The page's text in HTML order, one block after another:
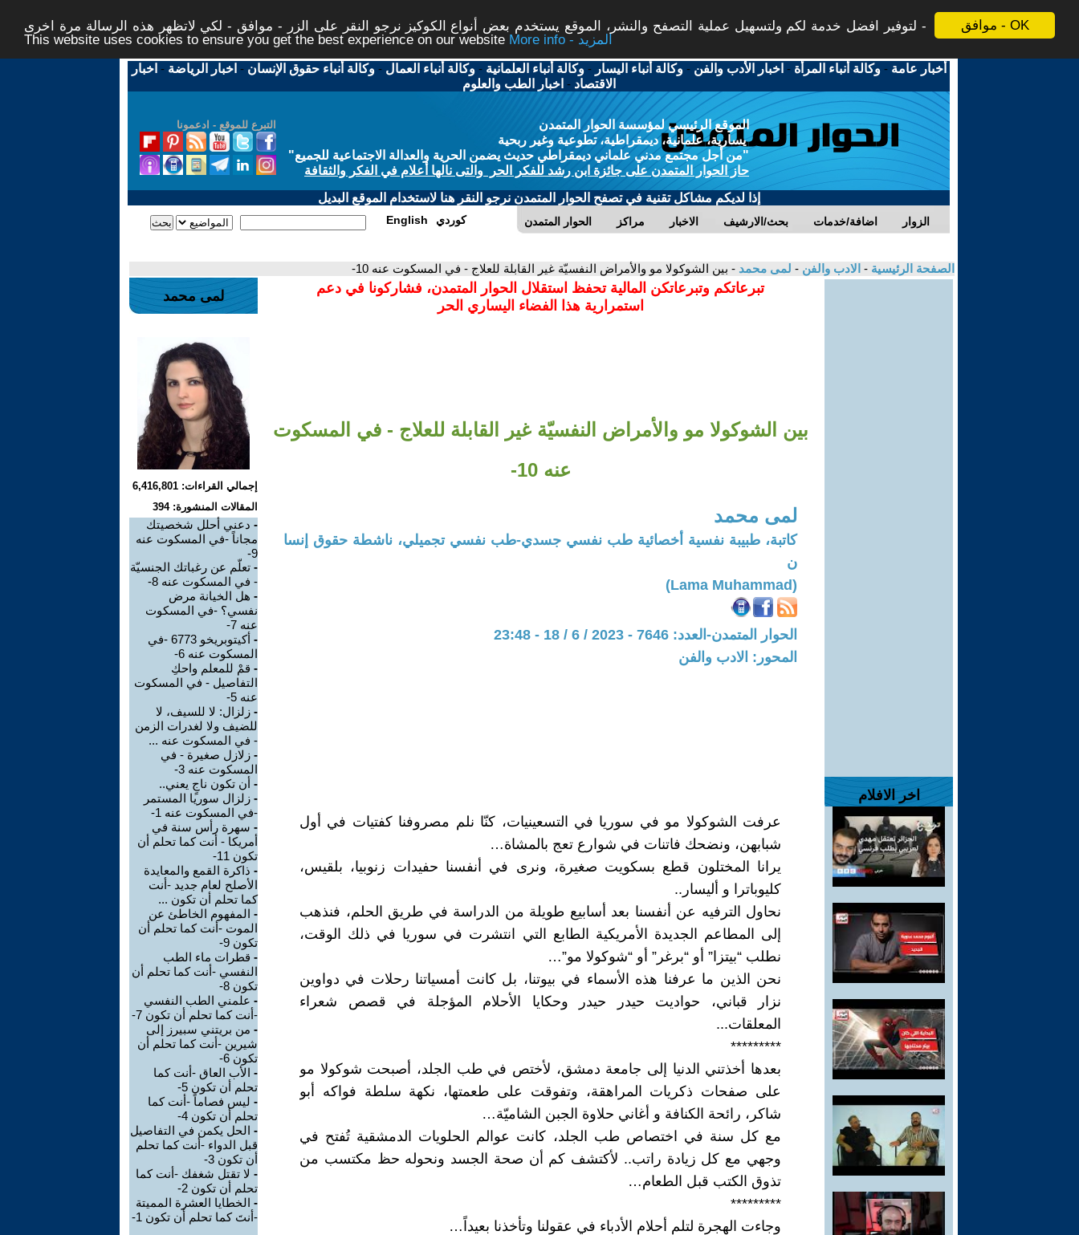
موافق - OK
لتوفير افضل خدمة لكم ولتسهيل عملية التصفح والنشر، الموقع يستخدم بعض أنواع الكوكيز نرجو النقر على الزر - موافق - لكي لاتظهر هذه الرسالة مرة اخرى -
This website uses cookies to ensure you get the best experience on our website
More info - المزيد
أخبار عامة -وكالة أنباء المرأة - اخبار الأدب والفن -وكالة أنباء اليسار -وكالة أنباء العلمانية -وكالة أنباء العمال -وكالة أنباء حقوق الإنسان - اخبار الرياضة - اخبار
الاقتصاد - اخبار الطب والعلوم
التبرع للموقع - ادعمونا
الموقع الرئيسي لمؤسسة الحوار المتمدن
يسارية، علمانية، ديمقراطية، تطوعية وغير ربحية
"من أجل مجتمع مدني علماني ديمقراطي حديث يضمن الحرية والعدالة الاجتماعية للجميع"
حاز الحوار المتمدن على جائزة ابن رشد للفكر الحر والتى نالها أعلام في الفكر والثقافة
إذا لديكم مشاكل تقنية في تصفح الحوار المتمدن نرجو النقر هنا لاستخدام الموقع البديل
الحوار المتمدن مراكز الاخبار بحث/الارشيف اضافة/خدمات الزوار English كوردي
الصفحة الرئيسية - الادب والفن - لمى محمد - بين الشوكولا مو والأمراض النفسيّة غير القابلة للعلاج - في المسكوت عنه 10-
اخر الافلام
تبرعاتكم وتبرعاتكن المالية تحفظ استقلال الحوار المتمدن، فشاركونا في دعم
استمرارية هذا الفضاء اليساري الحر
بين الشوكولا مو والأمراض النفسيّة غير القابلة للعلاج - في المسكوت
عنه 10-
لمى محمد
كاتبة، طبيبة نفسية أخصائية طب نفسي جسدي-طب نفسي تجميلي، ناشطة حقوق إنسا
ن
(Lama Muhammad)
الحوار المتمدن-العدد: 7646 - 2023 / 6 / 18 - 23:48
المحور: الادب والفن
عرفت الشوكولا مو في سوريا في التسعينيات، كنّا نلم مصروفنا كفتيات في أول
شبابهن، ونضحك فاتنات في شوارع تعج بالمشاة…
يرانا المختلون قطع بسكويت صغيرة، ونرى في أنفسنا حفيدات زنوبيا، بلقيس،
كليوباترا و أليسار..
نحاول الترفيه عن أنفسنا بعد أسابيع طويلة من الدراسة في طريق الحلم، فنذهب
إلى المطاعم الجديدة الأمريكية الطابع التي انتشرت في سوريا في ذلك الوقت،
نطلب “بيتزا” أو “برغر” أو “شوكولا مو”…
نحن الذين ما عرفنا هذه الأسماء في بيوتنا، بل كانت أمسياتنا رحلات في دواوين
نزار قباني، حواديت حيدر حيدر وحكايا الأحلام المؤجلة في قصص شعراء
المعلقات...
*********
بعدها أخذتني الدنيا إلى جامعة دمشق، لأختص في طب الجلد، أصبحت شوكولا مو
على صفحات ذكريات المراهقة، وتفوقت على طعمتها، نكهة سلطة فواكه أبو
شاكر، رائحة الكنافة و أغاني حلاوة الجبن الشاميّة…
مع كل سنة في اختصاص طب الجلد، كانت عوالم الحلويات الدمشقية تُفتح في
وجهي مع كل زيادة راتب.. لأكتشف كم أن صحة الجسد ونحوله حظ مكتسب من
تذوق الكتب قبل الطعام…
*********
وجاءت الهجرة لتلم أحلام الأدباء في عقولنا وتأخذنا بعيداً…
لمى محمد
إجمالي القراءات: 6,416,801
المقالات المنشورة: 394
- دعني أحلل شخصيتك
مجاناً -في المسكوت عنه
9-
- تعلّم عن رغباتك الجنسيّة
- في المسكوت عنه 8-
- هل الخيانة مرض
نفسي؟ -في المسكوت
عنه 7-
-
أكيتوبريخو 6773 -في
المسكوت عنه 6-
- قمْ للمعلم واحكِ
التفاصيل - في المسكوت
عنه 5-
- زلزال: لا للسيف، لا
للضيف ولا لغدرات الزمن
- في المسكوت عنه ...
- زلازل صغيرة - في
المسكوت عنه 3-
- أن تكون ناجٍ يعني..
- زلزال سوريا المستمر
-في المسكوت عنه 1-
- سهرة رأس سنة في
أمريكا - أنت كما تحلم أن
تكون 11-
- ذاكرة القمع والمعايدة
الأصلح لعام جديد -أنت
كما تحلم أن تكون ...
- المفهوم الخاطئ عن
الموت -أنت كما تحلم أن
تكون 9-
- قطرات ماء الطب
النفسي -أنت كما تحلم أن
تكون 8-
- علمني الطب النفسي
-أنت كما تحلم أن تكون 7-
- من بريتني سبيرز إلى
شيرين -أنت كما تحلم أن
تكون 6-
- الأب العاق -أنت كما
تحلم أن تكون 5-
- ليس فصاماً -أنت كما
تحلم أن تكون 4-
- الحل يكمن في التفاصيل
قبل الدواء -أنت كما تحلم
أن تكون 3-
- لا تقتل شغفك -أنت كما
تحلم أن تكون 2-
- الخطايا العشرة المميتة
-أنتَ كما تحلم أن تكون 1-